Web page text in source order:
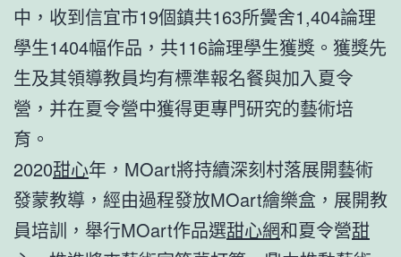
中，收到信宜市19個鎮共163所黌舍1,404論理
學生1404幅作品，共116論理學生獲獎。獲獎先
生及其領導教員均有標準報名餐與加入夏令
營，并在夏令營中獲得更專門研究的藝術培
育。
2020甜心年，MOart將持續深刻村落展開藝術
發蒙教導，經由過程發放MOart繪樂盒，展開教
員培訓，舉行MOart作品選甜心網和夏令營甜